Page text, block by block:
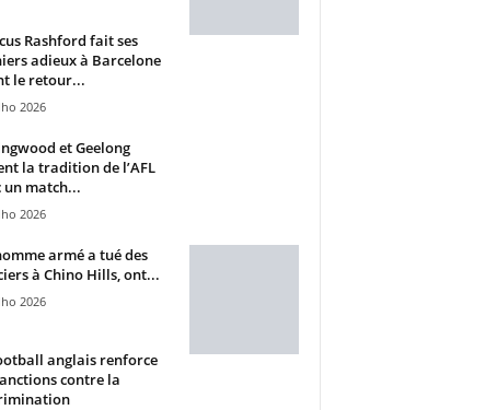
Rashford fait ses
adieux à Barcelone
le retour...
2026
et Geelong
la tradition de l’AFL
un match...
2026
armé a tué des
à Chino Hills, ont...
2026
anglais renforce
contre la